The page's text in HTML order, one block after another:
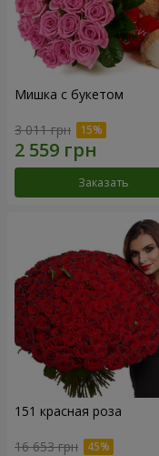
Мишка с букетом
3 011 грн
Заказать
151 красная роза
16 653 грн